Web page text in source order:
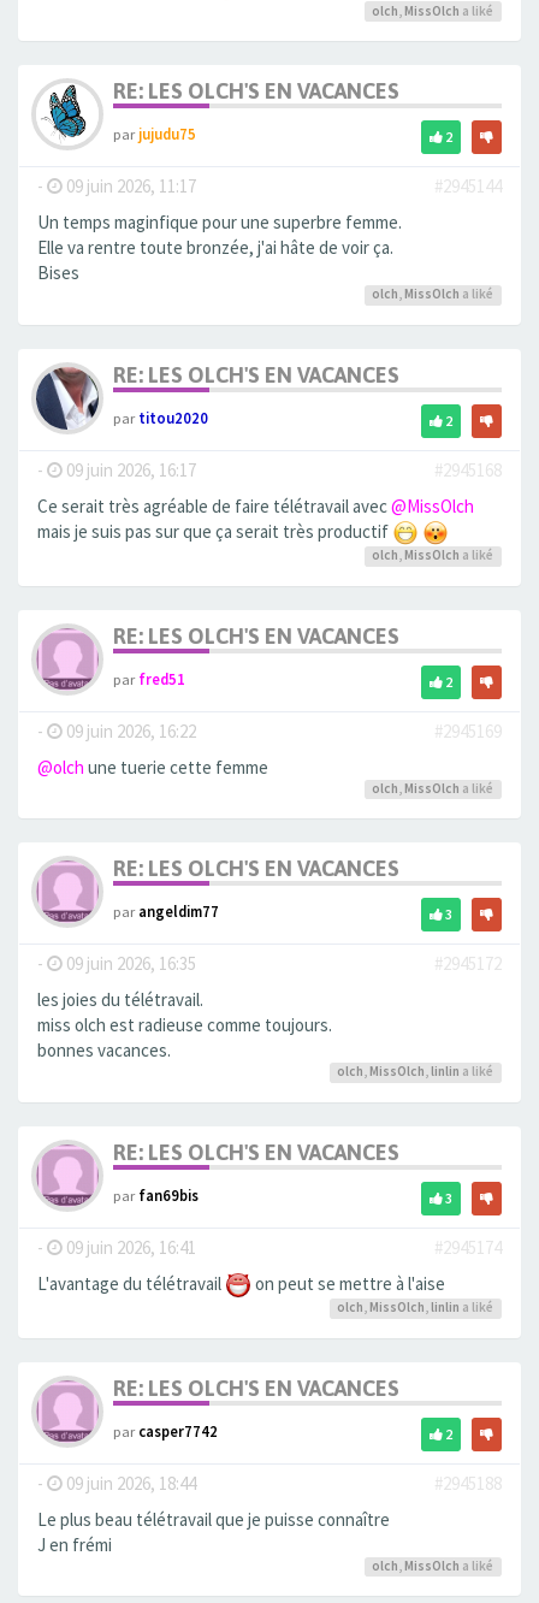
olch MissOlch a liké
RE: LES OLCH'S EN VACANCES
parjujudu75 2
- 09 juin 2026, 11:17
#2945144
Un temps maginfique pour une superbre femme.
Elle va rentre toute bronzée, j'ai hâte de voir ça.
Bises
olch, MissOlch a liké
RE: LES OLCH'S EN VACANCES
partitou2020 2
- 09 juin 2026, 16:17
#2945168
Ce serait très agréable de faire télétravail avec@MissOlch
mais je suis pas sur que ça serait très productif
olch, MissOlch a liké
RE: LES OLCH'S EN VACANCES
parfred51 2
- 09 juin 2026, 16:22
#2945169
@olch une tuerie cette femme
olch MissOlch a liké
RE: LES OLCH'S EN VACANCES
parangeldim77 3
- 09 juin 2026, 16:35
#2945172
les joies du télétravail.
miss olch est radieuse comme toujours.
bonnes vacances.
olch, MissOlch, linlin a liké
RE: LES OLCH'S EN VACANCES
parfan69bis 3
- 09 juin 2026, 16:41
#2945174
L'avantage du télétravail
on peut se mettre à l'aise
olch, MissOlch, linlin a liké
RE: LES OLCH'S EN VACANCES
parcasper7742 2
- 09 juin 2026, 18:44
#2945188
Le plus beau télétravail que je puisse connaître
J en frémi
olch, MissOlch a liké